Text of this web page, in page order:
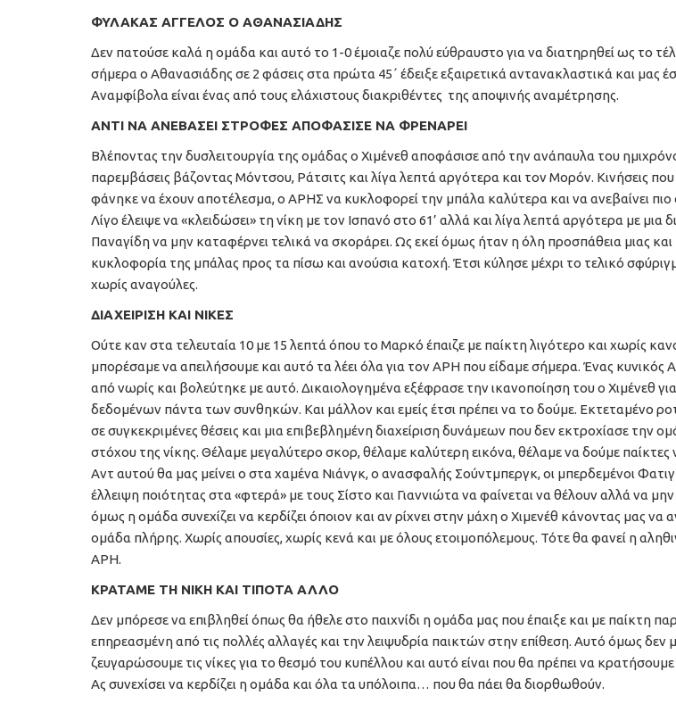
ΦΥΛΑΚΑΣ ΑΓΓΕΛΟΣ Ο ΑΘΑΝΑΣΙΑΔΗΣ
Δεν πατούσε καλά η ομάδα και αυτό το 1-0 έμοιαζε πολύ εύθραυστο για να διατηρηθεί ως το
σήμερα ο Αθανασιάδης σε 2 φάσεις στα πρώτα 45΄ έδειξε εξαιρετικά αντανακλαστικά και μας
Αναμφίβολα είναι ένας από τους ελάχιστους διακριθέντες της αποψινής αναμέτρησης.
ΑΝΤΙ ΝΑ ΑΝΕΒΑΣΕΙ ΣΤΡΟΦΕΣ ΑΠΟΦΑΣΙΣΕ ΝΑ ΦΡΕΝΑΡΕΙ
Βλέποντας την δυσλειτουργία της ομάδας ο Χιμένεθ αποφάσισε από την ανάπαυλα του
παρεμβάσεις βάζοντας Μόντσου, Ράτσιτς και λίγα λεπτά αργότερα και τον Μορόν. Κινήσεις που
φάνηκε να έχουν αποτέλεσμα, ο ΑΡΗΣ να κυκλοφορεί την μπάλα καλύτερα και να ανεβαίνει πιο
Λίγο έλειψε να «κλειδώσει» τη νίκη με τον Ισπανό στο 61’ αλλά και λίγα λεπτά αργότερα με μια
Παναγίδη να μην καταφέρνει τελικά να σκοράρει. Ως εκεί όμως ήταν η όλη προσπάθεια μιας και
κυκλοφορία της μπάλας προς τα πίσω και ανούσια κατοχή. Έτσι κύλησε μέχρι το τελικό
χωρίς αναγούλες.
ΔΙΑΧΕΙΡΙΣΗ ΚΑΙ ΝΙΚΕΣ
Ούτε καν στα τελευταία 10 με 15 λεπτά όπου το Μαρκό έπαιζε με παίκτη λιγότερο και χωρίς
μπορέσαμε να απειλήσουμε και αυτό τα λέει όλα για τον ΑΡΗ που είδαμε σήμερα. Ένας
από νωρίς και βολεύτηκε με αυτό. Δικαιολογημένα εξέφρασε την ικανοποίηση του ο Χιμένεθ
δεδομένων πάντα των συνθηκών. Και μάλλον και εμείς έτσι πρέπει να το δούμε. Εκτεταμένο
σε συγκεκριμένες θέσεις και μια επιβεβλημένη διαχείριση δυνάμεων που δεν εκτροχίασε την
στόχου της νίκης. Θέλαμε μεγαλύτερο σκορ, θέλαμε καλύτερη εικόνα, θέλαμε να δούμε παίκτες
Αντ αυτού θα μας μείνει ο στα χαμένα Νιάνγκ, ο ανασφαλής Σούντμπεργκ, οι μπερδεμένοι
έλλειψη ποιότητας στα «φτερά» με τους Σίστο και Γιαννιώτα να φαίνεται να θέλουν αλλά να
όμως η ομάδα συνεχίζει να κερδίζει όποιον και αν ρίχνει στην μάχη ο Χιμενέθ κάνοντας μας
ομάδα πλήρης. Χωρίς απουσίες, χωρίς κενά και με όλους ετοιμοπόλεμους. Τότε θα φανεί η
ΑΡΗ.
ΚΡΑΤΑΜΕ ΤΗ ΝΙΚΗ ΚΑΙ ΤΙΠΟΤΑ ΑΛΛΟ
Δεν μπόρεσε να επιβληθεί όπως θα ήθελε στο παιχνίδι η ομάδα μας που έπαιξε και με παίκτη
επηρεασμένη από τις πολλές αλλαγές και την λειψυδρία παικτών στην επίθεση. Αυτό όμως δεν
ζευγαρώσουμε τις νίκες για το θεσμό του κυπέλλου και αυτό είναι που θα πρέπει να κρατήσουμε
Ας συνεχίσει να κερδίζει η ομάδα και όλα τα υπόλοιπα… που θα πάει θα διορθωθούν.